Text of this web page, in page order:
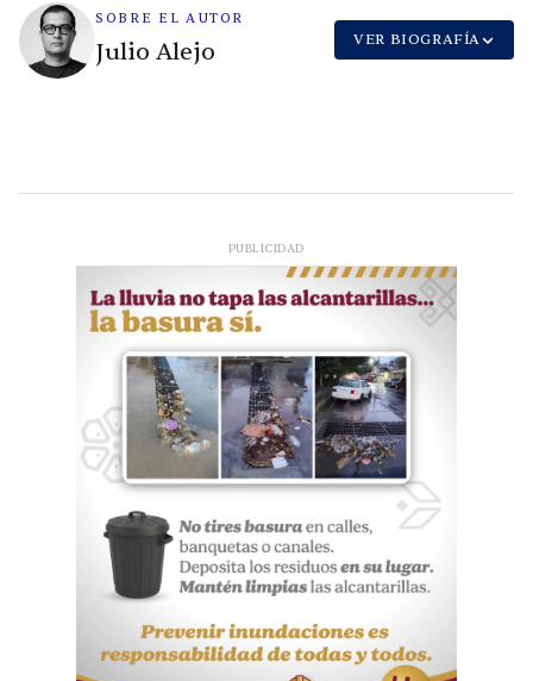
SOBRE EL AUTOR
Julio Alejo VER BIOGRAFÍA
PUBLICIDAD